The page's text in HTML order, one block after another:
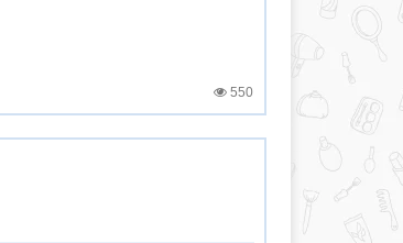
550